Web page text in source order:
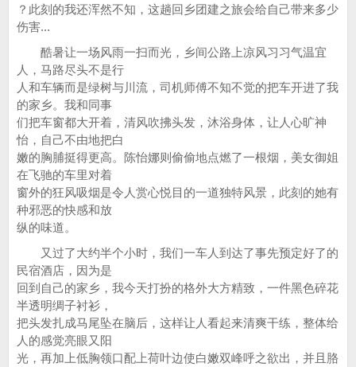
？此刻的我还浑然不知，这趟回乡团建之旅会给自己带来多少
伤害...
酷暑让一场风雨一扫而光，乡间公路上凉风习习气温宜
人，马路尽头不是行
人和车辆而是绿树与川流，司机师傅不知不觉的把车开进了我
的家乡。我和同事
们把车窗都大开着，清风吹拂头发，沐浴身体，让人心旷神
怡，自己不由地把白
嫩的胸脯挺得更高。陈怡娜则偷偷地点燃了一根烟，美女御姐
在飞驰的车里对着
窗外的狂风吸烟是令人赏心悦目的一道独特风景，此刻的她有
种邪恶的快感和放
纵的味道。
又过了大约半个小时，我们一车人到达了事先预定好了的
民宿酒店，因为是
回到自己的家乡，我今天打扮的格外大方精致，一件黑色碎花
半透明绸子衬衫，
把头发扎成马尾坠在脑后，这样让人看起来清爽干练，整体给
人的感觉亮眼又阳
光，再加上低胸领口配上荷叶边使白嫩双峰呼之欲出，并且胳